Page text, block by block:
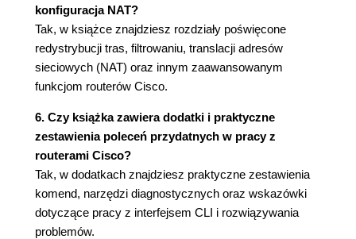
źródłowego (98)
Konfigurowanie translacyjnego i
transparentnego trasowania źródłowego
(99)
Rozdział 3. Trasowanie statyczne (103)
W skrócie (103)
Algorytm trasowania (104)
Rozdział ładunku (106)
Rozwiązania bezpośrednie (107)
Trasowanie podstawowe przy użyciu
interfejsów (107)
Konfigurowanie podstawowego trasowania
konfiguracja NAT?
Tak, w książce znajdziesz rozdziały poświęcone
redystrybucji tras, filtrowaniu, translacji adresów
sieciowych (NAT) oraz innym zaawansowanym
funkcjom routerów Cisco.
6. Czy książka zawiera dodatki i praktyczne
zestawienia poleceń przydatnych w pracy z
routerami Cisco?
Tak, w dodatkach znajdziesz praktyczne zestawienia
komend, narzędzi diagnostycznych oraz wskazówki
dotyczące pracy z interfejsem CLI i rozwiązywania
problemów.